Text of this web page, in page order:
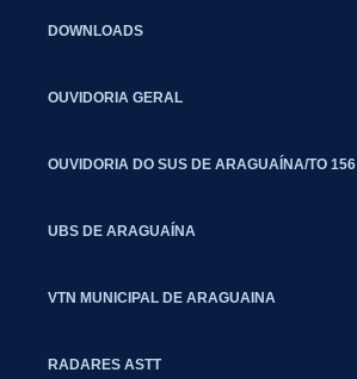
DOWNLOADS
OUVIDORIA GERAL
OUVIDORIA DO SUS DE ARAGUAÍNA/TO 156
UBS DE ARAGUAÍNA
VTN MUNICIPAL DE ARAGUAINA
RADARES ASTT